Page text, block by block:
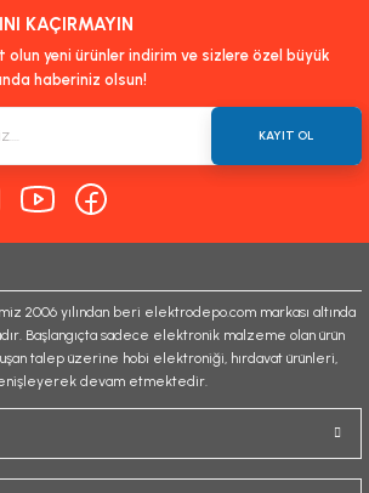
teşekkür ederiz.
bilgiler bulunuyor.
bulunuyor.
daha pahalı.
Gönder
KAÇIRMAYIN
olun yeni ürünler indirim ve sizlere özel büyük
haberiniz olsun!
KAYIT OL
2006 yılından beri elektrodepo.com markası altında
Başlangıçta sadece elektronik malzeme olan ürün
talep üzerine hobi elektroniği, hırdavat ürünleri,
devam etmektedir.